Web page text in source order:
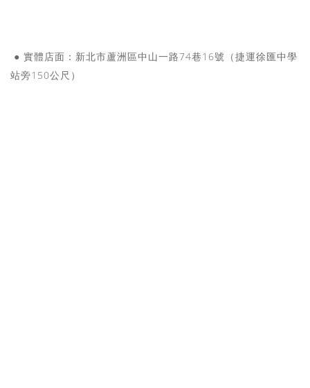
● 實體店面：新北市蘆洲區中山一路74巷16號（捷運徐匯中學
站旁150公尺）